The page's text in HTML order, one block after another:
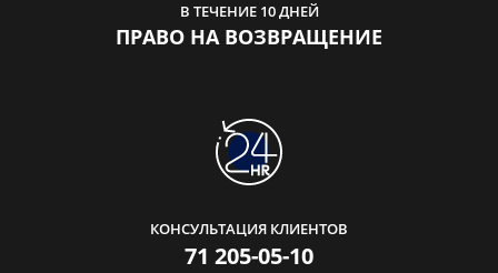
В ТЕЧЕНИЕ 10 ДНЕЙ
ПРАВО НА ВОЗВРАЩЕНИЕ
КОНСУЛЬТАЦИЯ КЛИЕНТОВ
71 205-05-10